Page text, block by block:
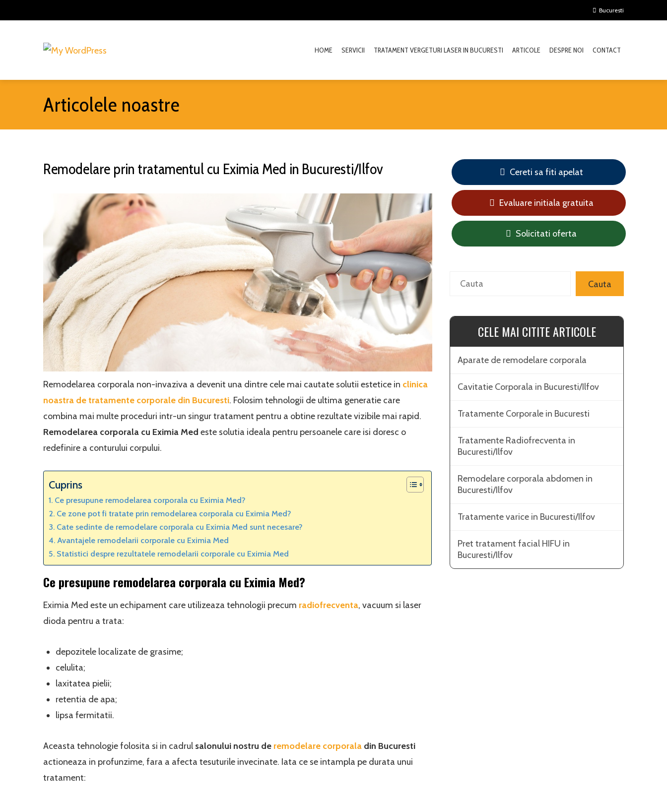
Bucuresti
HOME SERVICII TRATAMENT VERGETURI LASER IN BUCURESTI ARTICOLE DESPRE NOI CONTACT
Articolele noastre
Remodelare prin tratamentul cu Eximia Med in Bucuresti/Ilfov
Remodelarea corporala non-invaziva a devenit una dintre cele mai cautate solutii estetice in clinica
noastra detratamente corporale din Bucuresti. Folosim tehnologii de ultima generatie care
combina mai multe proceduri intr-un singur tratament pentru a obtine rezultate vizibile mai rapid.
Remodelarea corporala cu Eximia Med este solutia ideala pentru persoanele care isi doresc o
redefinire a conturului corpului.
Cuprins
Ce presupune remodelarea corporala cu Eximia Med?
Ce zone pot fi tratate prin remodelarea corporala cu Eximia Med?
Cate sedinte de remodelare corporala cu Eximia Med sunt necesare?
Avantajele remodelarii corporale cu Eximia Med
Statistici despre rezultatele remodelarii corporale cu Eximia Med
Ce presupune remodelarea corporala cu Eximia Med?
Eximia Med este un echipament care utilizeaza tehnologii precum radiofrecventa, vacuum si laser
dioda pentru a trata:
depozitele localizate de grasime;
celulita;
laxitatea pielii;
retentia de apa;
lipsa fermitatii.
Aceasta tehnologie folosita si in cadrul salonului nostru de remodelare corporala din Bucuresti
actioneaza in profunzime, fara a afecta tesuturile invecinate. Iata ce se intampla pe durata unui
tratament:
Cereti sa fiti apelat
Evaluare initiala gratuita
Solicitati oferta
Search Cauta
CELE MAI CITITE ARTICOLE
Aparate de remodelare corporala
Cavitatie Corporala in Bucuresti/Ilfov
Tratamente Corporale in Bucuresti
Tratamente Radiofrecventa in
Bucuresti/Ilfov
Remodelare corporala abdomen in
Bucuresti/Ilfov
Tratamente varice in Bucuresti/Ilfov
Pret tratament facial HIFU in
Bucuresti/Ilfov